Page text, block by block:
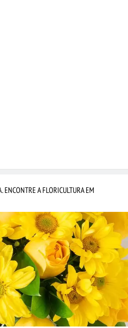
ENCONTRE A FLORICULTURA EM